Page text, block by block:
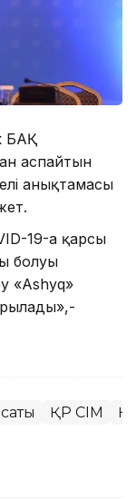
БАҚ
аспайтын
анықтамасы
19-ға қарсы
болуы
«Ashyq»
ҚР СІМ